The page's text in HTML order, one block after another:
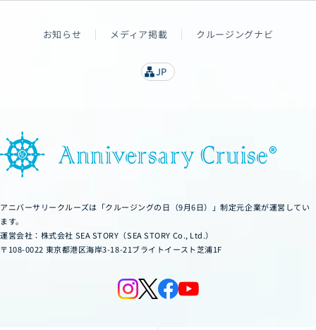
お知らせ メディア掲載 クルージングナビ
lan
g
JP
アニバーサリークルーズは「クルージングの日（9月6日）」制定元企業が運営してい
ます。
運営会社：株式会社 SEA STORY（SEA STORY Co., Ltd.）
〒108-0022 東京都港区海岸3-18-21ブライトイースト芝浦1F